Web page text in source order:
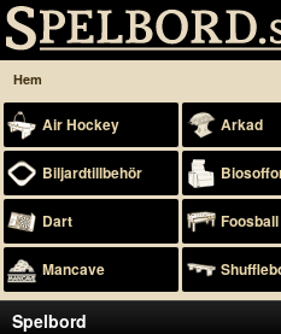
Hem
Air Hockey Arkad
Biljardtillbehör
Dart Foosball
Mancave
Spelbord